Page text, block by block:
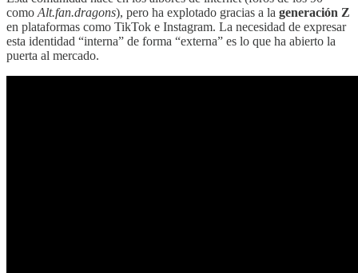
como Alt.fan.dragons), pero ha explotado gracias a la generación Z
en plataformas como TikTok e Instagram. La necesidad de expresar
esta identidad “interna” de forma “externa” es lo que ha abierto la
puerta al mercado.